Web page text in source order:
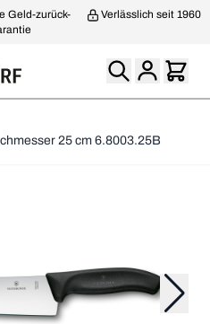
Geld-zurück-
Verlässlich seit 1960
25 cm 6.8003.25B